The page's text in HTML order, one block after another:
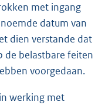
met ingang
datum van
dien verstande dat
de belastbare feiten
voorgedaan.
werking met